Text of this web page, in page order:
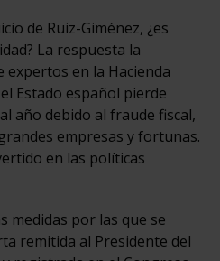
de Ruiz-Giménez, ¿es
La respuesta la
expertos en la Hacienda
Estado español pierde
año debido al fraude fiscal,
empresas y fortunas.
en las políticas
medidas por las que se
remitida al Presidente del